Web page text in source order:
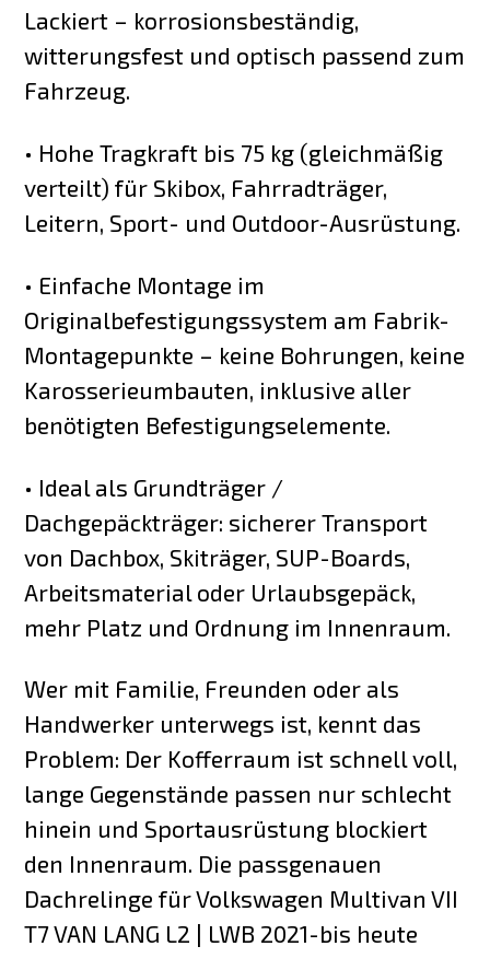
Lackiert – korrosionsbeständig,
witterungsfest und optisch passend zum
Fahrzeug.
• Hohe Tragkraft bis 75 kg (gleichmäßig
verteilt) für Skibox, Fahrradträger,
Leitern, Sport- und Outdoor-Ausrüstung.
• Einfache Montage im
Originalbefestigungssystem am Fabrik-
Montagepunkte – keine Bohrungen, keine
Karosserieumbauten, inklusive aller
benötigten Befestigungselemente.
• Ideal als Grundträger /
Dachgepäckträger: sicherer Transport
von Dachbox, Skiträger, SUP-Boards,
Arbeitsmaterial oder Urlaubsgepäck,
mehr Platz und Ordnung im Innenraum.
Wer mit Familie, Freunden oder als
Handwerker unterwegs ist, kennt das
Problem: Der Kofferraum ist schnell voll,
lange Gegenstände passen nur schlecht
hinein und Sportausrüstung blockiert
den Innenraum. Die passgenauen
Dachrelinge für Volkswagen Multivan VII
T7 VAN LANG L2 | LWB 2021-bis heute